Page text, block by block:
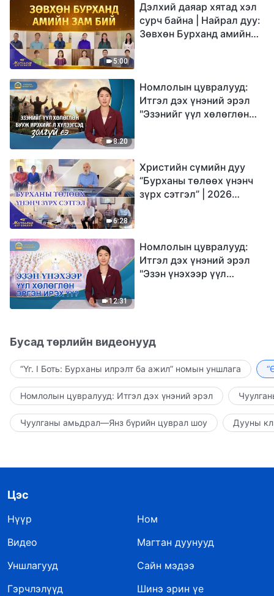
5:00
Дэлхий даяар хятад хэл
сурч байна | Найрал дуу:
Зөвхөн Бурханд амийн
8:20
Номлолын цувралууд:
Итгэл дэх үнэний эрэл
"Эзэнийг үүл хөлөглөн
6:28
Христийн сүмийн дуу
“Бурханы төлөөх үнэнч
зүрх сэтгэл” | 2026
12:31
Номлолын цувралууд:
Итгэл дэх үнэний эрэл
"Эзэн үнэхээр үүл
Бусад төрлийн видеонууд
“Үг. I Боть: Бурханы илрэлт ба ажил” номын уншлага
Номлолын цувралууд: Итгэл дэх үнэний эрэл
Чуулганы амьдрал—Янз бүрийн цуврал шоу Дууны
Цэс
Нүүр
Ном
Видео
Магтан дуунууд
Уншлагууд
Сайн мэдээ
Гэрчлэлүүд
Шинэ эрин үе